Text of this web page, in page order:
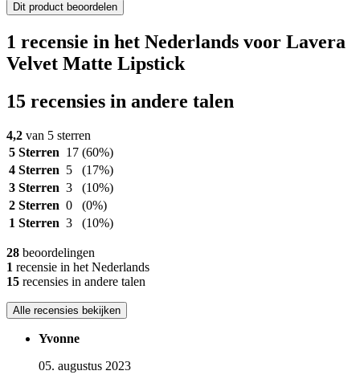
Dit product beoordelen
1 recensie in het Nederlands voor Lavera
Velvet Matte Lipstick
15 recensies in andere talen
4,2 van 5 sterren
5 Sterren 17 (60%)
4 Sterren 5
(17%)
3 Sterren 3
(10%)
2 Sterren 0
(0%)
1 Sterren 3 (10%)
28 beoordelingen
1 recensie in het Nederlands
15 recensies in andere talen
Alle recensies bekijken
Yvonne
05. augustus 2023